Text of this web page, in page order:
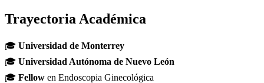
Trayectoria Académica
🎓 Universidad de Monterrey
🎓 Universidad Autónoma de Nuevo León
🎓 Fellow en Endoscopia Ginecológica